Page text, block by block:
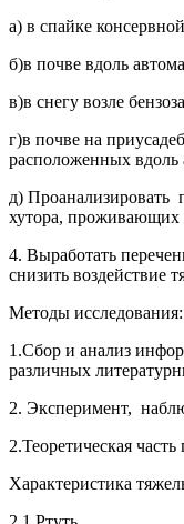
а) в спайке
б)в почве вдоль
в)в снегу возле
г)в почве на
расположенных вдоль
д) Проанализировать
хутора, проживающих
4. Выработать
снизить воздействие
Методы исследования:
1.Сбор и анализ
различных
2. Эксперимент,
2.Теоретическая часть
Характеристика